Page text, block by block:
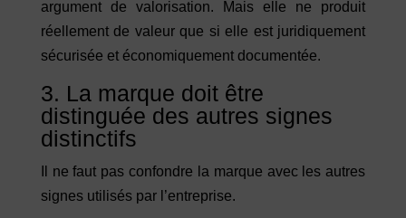
argument de valorisation. Mais elle ne produit
réellement de valeur que si elle est juridiquement
sécurisée et économiquement documentée.
3. La marque doit être
distinguée des autres signes
distinctifs
Il ne faut pas confondre la marque avec les autres
signes utilisés par l’entreprise.